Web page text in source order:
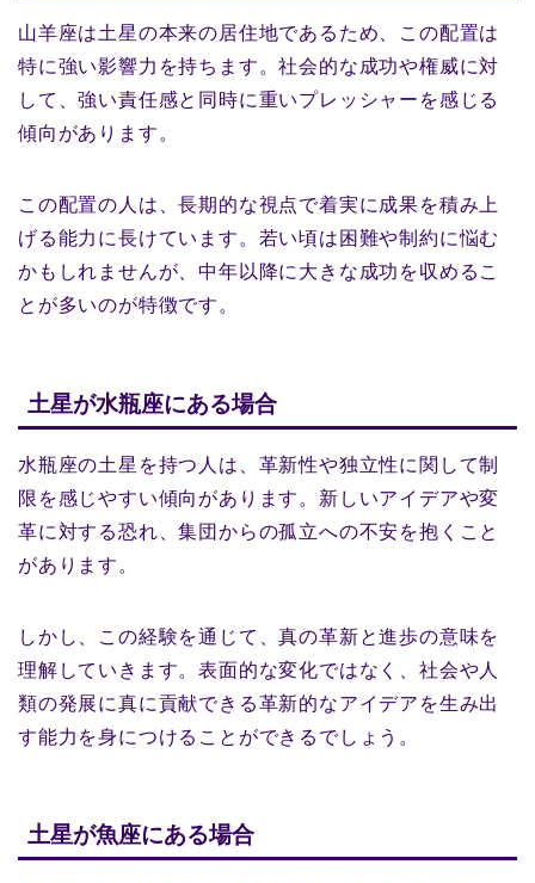
山羊座は土星の本来の居住地であるため、この配置は
特に強い影響力を持ちます。社会的な成功や権威に対
して、強い責任感と同時に重いプレッシャーを感じる
傾向があります。
この配置の人は、長期的な視点で着実に成果を積み上
げる能力に長けています。若い頃は困難や制約に悩む
かもしれませんが、中年以降に大きな成功を収めるこ
とが多いのが特徴です。
土星が水瓶座にある場合
水瓶座の土星を持つ人は、革新性や独立性に関して制
限を感じやすい傾向があります。新しいアイデアや変
革に対する恐れ、集団からの孤立への不安を抱くこと
があります。
しかし、この経験を通じて、真の革新と進歩の意味を
理解していきます。表面的な変化ではなく、社会や人
類の発展に真に貢献できる革新的なアイデアを生み出
す能力を身につけることができるでしょう。
土星が魚座にある場合